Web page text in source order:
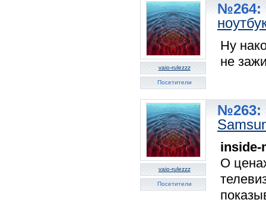
vaio-rulezzz
Посетители
№264:
Ну
не
vaio-rulezzz
Посетители
№263:
inside-
О